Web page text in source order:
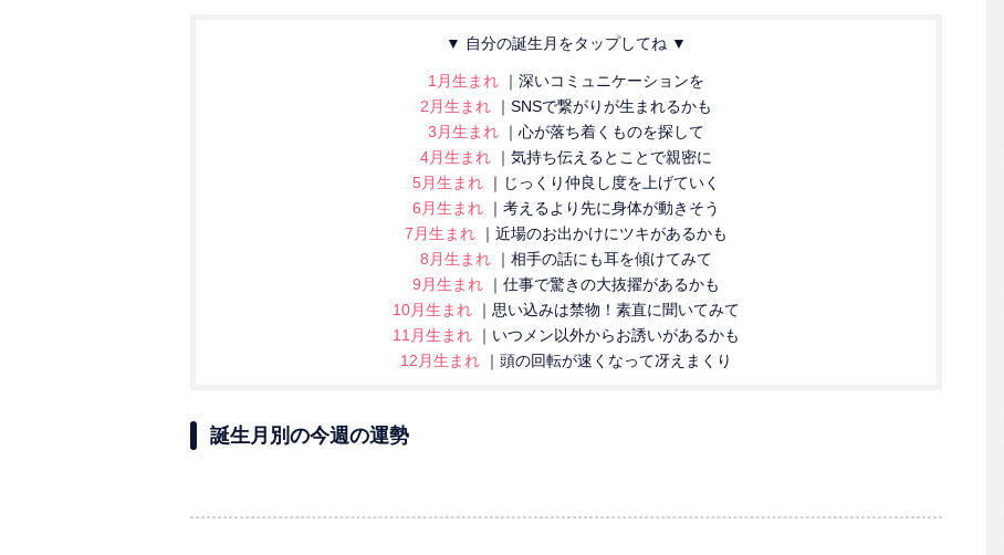
▼ 自分の誕生月をタップしてね ▼
1月生まれ
｜深いコミュニケーションを
2月生まれ
｜SNSで繋がりが生まれるかも
3月生まれ
｜心が落ち着くものを探して
4月生まれ
｜気持ち伝えるとことで親密に
5月生まれ
｜じっくり仲良し度を上げていく
6月生まれ ｜考えるより先に身体が動きそう
7月生まれ
｜近場のお出かけにツキがあるかも
8月生まれ
｜相手の話にも耳を傾けてみて
9月生まれ
｜仕事で驚きの大抜擢があるかも
10月生まれ
｜思い込みは禁物！素直に聞いてみて
11月生まれ
｜いつメン以外からお誘いがあるかも
12月生まれ
｜頭の回転が速くなって冴えまくり
誕生月別の今週の運勢